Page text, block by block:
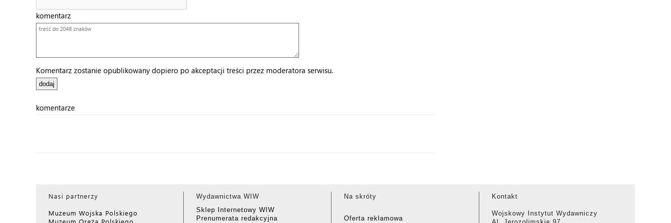
komentarz
Komentarz zostanie opublikowany dopiero po akceptacji treści przez moderatora serwisu.
komentarze
Nasi partnerzy
Muzeum Wojska Polskiego
Muzeum Oręża Polskiego
Wydawnictwa WIW
Sklep Internetowy WIW
Prenumerata redakcyjna
Na skróty
Oferta reklamowa
Kontakt
Wojskowy Instytut Wydawniczy